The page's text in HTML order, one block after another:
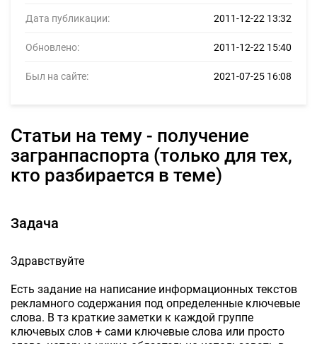
Дата публикации: 2011-12-22 13:32
Обновлено: 2011-12-22 15:40
Был на сайте: 2021-07-25 16:08
Статьи на тему - получение
загранпаспорта (только для тех,
кто разбирается в теме)
Задача
Здравствуйте
Есть задание на написание информационных текстов
рекламного содержания под определенные ключевые
слова. В тз краткие заметки к каждой группе
ключевых слов + сами ключевые слова или просто